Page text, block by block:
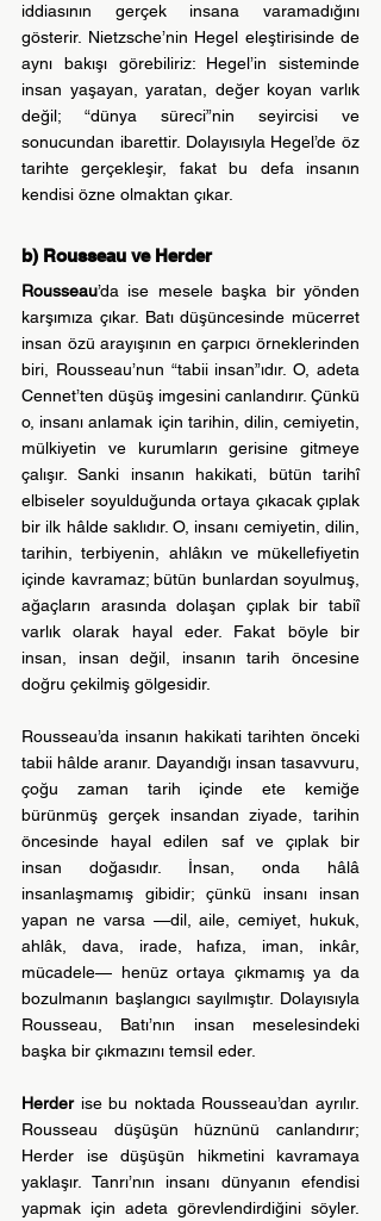
iddiasının gerçek insana varamadığını
gösterir. Nietzsche’nin Hegel eleştirisinde de
aynı bakışı görebiliriz: Hegel’in sisteminde
insan yaşayan, yaratan, değer koyan varlık
değil; “dünya süreci”nin seyircisi ve
sonucundan ibarettir. Dolayısıyla Hegel’de öz
tarihte gerçekleşir, fakat bu defa insanın
kendisi özne olmaktan çıkar.
b) Rousseau ve Herder
Rousseau’da ise mesele başka bir yönden
karşımıza çıkar. Batı düşüncesinde mücerret
insan özü arayışının en çarpıcı örneklerinden
biri, Rousseau’nun “tabii insan”ıdır. O, adeta
Cennet’ten düşüş imgesini canlandırır. Çünkü
o, insanı anlamak için tarihin, dilin, cemiyetin,
mülkiyetin ve kurumların gerisine gitmeye
çalışır. Sanki insanın hakikati, bütün tarihî
elbiseler soyulduğunda ortaya çıkacak çıplak
bir ilk hâlde saklıdır. O, insanı cemiyetin, dilin,
tarihin, terbiyenin, ahlâkın ve mükellefiyetin
içinde kavramaz; bütün bunlardan soyulmuş,
ağaçların arasında dolaşan çıplak bir tabiî
varlık olarak hayal eder. Fakat böyle bir
insan, insan değil, insanın tarih öncesine
doğru çekilmiş gölgesidir.
Rousseau’da insanın hakikati tarihten önceki
tabii hâlde aranır. Dayandığı insan tasavvuru,
çoğu zaman tarih içinde ete kemiğe
bürünmüş gerçek insandan ziyade, tarihin
öncesinde hayal edilen saf ve çıplak bir
insan doğasıdır. İnsan, onda hâlâ
insanlaşmamış gibidir; çünkü insanı insan
yapan ne varsa —dil, aile, cemiyet, hukuk,
ahlâk, dava, irade, hafıza, iman, inkâr,
mücadele— henüz ortaya çıkmamış ya da
bozulmanın başlangıcı sayılmıştır. Dolayısıyla
Rousseau, Batı’nın insan meselesindeki
başka bir çıkmazını temsil eder.
Herder ise bu noktada Rousseau’dan ayrılır.
Rousseau düşüşün hüznünü canlandırır;
Herder ise düşüşün hikmetini kavramaya
yaklaşır. Tanrı’nın insanı dünyanın efendisi
yapmak için adeta görevlendirdiğini söyler.